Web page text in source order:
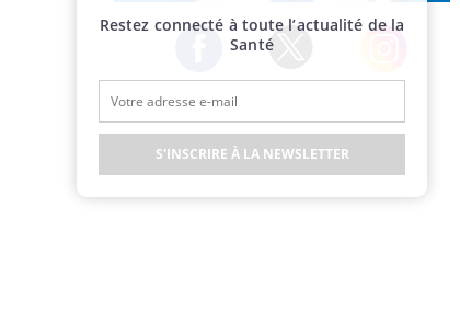
Facebook Twitter Instagram
Restez connecté à toute l’actualité de la
Santé
S'INSCRIRE À LA NEWSLETTER